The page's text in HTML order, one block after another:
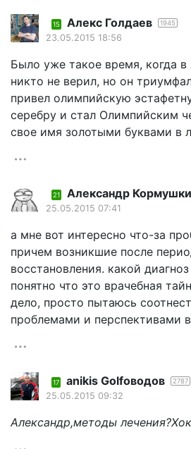
15 Алекс Голдаев 1945
23.05.2015 18:56
Было уже такое время, когда в
никто не верил, но он
привел олимпийскую
серебру и стал Олимпийским
свое имя золотыми буквами в
21 Александр
25.05.2015 07:41
а мне вот интересно что-за
причем возникшие после
восстановления. какой
понятно что это врачебная
дело, просто пытаюсь
проблемами и перспективами в
17 anikis Golfоводов 2787
25.05.2015 09:32
Александр,методы